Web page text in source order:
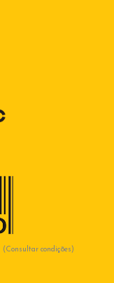
(Consultar condições)